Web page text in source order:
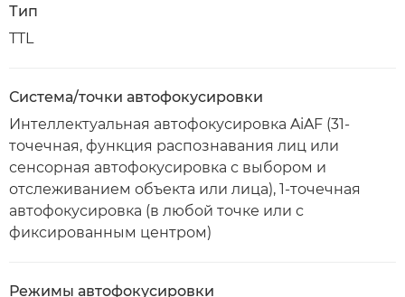
Тип
TTL
Система/точки автофокусировки
Интеллектуальная автофокусировка AiAF (31-
точечная, функция распознавания лиц или
сенсорная автофокусировка с выбором и
отслеживанием объекта или лица), 1-точечная
автофокусировка (в любой точке или с
фиксированным центром)
Режимы автофокусировки